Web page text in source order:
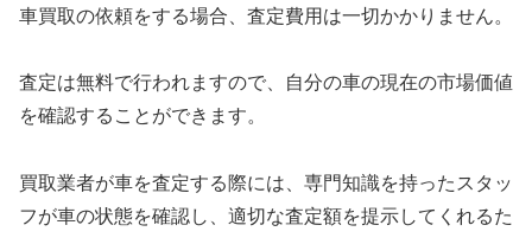
車買取の依頼をする場合、査定費用は一切かかりません。
査定は無料で行われますので、自分の車の現在の市場価値
を確認することができます。
買取業者が車を査定する際には、専門知識を持ったスタッ
フが車の状態を確認し、適切な査定額を提示してくれるた